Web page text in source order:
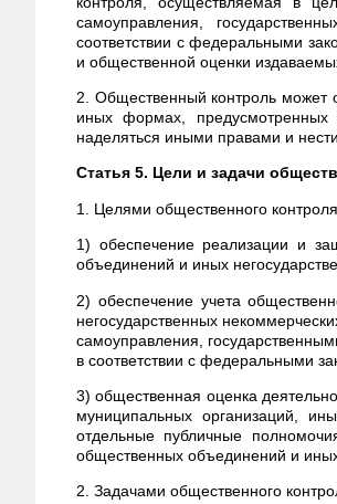
самоуправления,
соответствии с федеральными
и общественной оценки
2. Общественный контроль может
иных формах, предусмотренных
наделяться иными правами и
Статья 5. Цели и задачи
1. Целями общественного
1) обеспечение реализации и
объединений и иных
2) обеспечение учета
негосударственных
самоуправления,
в соответствии с федеральными
3) общественная оценка
муниципальных организаций,
отдельные публичные
общественных объединений и
2. Задачами общественного